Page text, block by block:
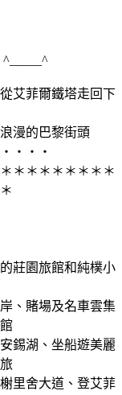
艾菲爾鐵塔走回下
漫的巴黎街頭
‧‧‧‧
＊＊＊＊＊＊＊＊
莊園旅館和純樸小
、賭場及名車雲集
錫湖、坐船遊美麗
里舍大道、登艾菲